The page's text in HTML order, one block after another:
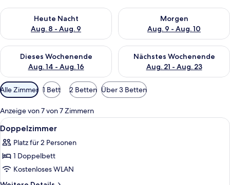
Heute Nacht
Aug. 8 - Aug. 9
Überprüfe die Verfügbarkeit für heute Nacht, Aug. 8 - Aug. 9.
Morgen
Aug. 9 - Aug. 10
Überprüfe die Verfügbarkeit
Dieses Wochenende
Aug. 14 - Aug. 16
Überprüfe die Verfügbarkeit für dieses Wochenende, Aug. 14
Nächstes Wochenende
Aug. 21 - Aug. 23
Überprüfe die Verfügbarkeit
Verfügbare
Filter
für
Zimmer
Alle Zimmer 1 Bett 2 Betten Über 3 Betten
Anzeige von 7 von 7 Zimmern
Alle
Fotos
für
Doppelzimmer
anzeigen
Ein Bett mit weißer Bettwäsche und
9
Doppelzimmer
Platz für 2 Personen
1 Doppelbett
Kostenloses WLAN